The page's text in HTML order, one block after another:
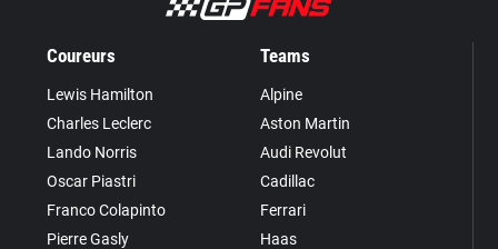
Coureurs
Lewis Hamilton
Charles Leclerc
Lando Norris
Oscar Piastri
Franco Colapinto
Pierre Gasly
Teams
Alpine
Aston Martin
Audi Revolut
Cadillac
Ferrari
Haas